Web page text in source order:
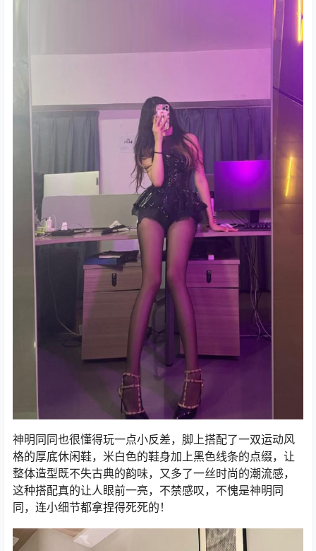
神明同同也很懂得玩一点小反差，脚上搭配了一双运动风
格的厚底休闲鞋，米白色的鞋身加上黑色线条的点缀，让
整体造型既不失古典的韵味，又多了一丝时尚的潮流感，
这种搭配真的让人眼前一亮，不禁感叹，不愧是神明同
同，连小细节都拿捏得死死的！